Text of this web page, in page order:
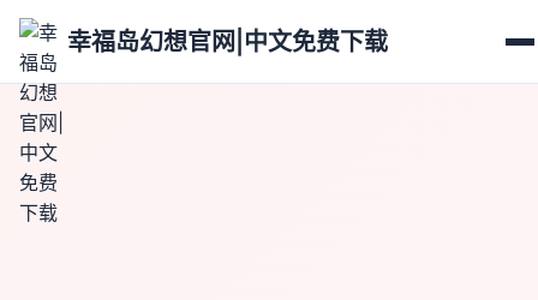
幸福岛幻想官网|中文免费下载